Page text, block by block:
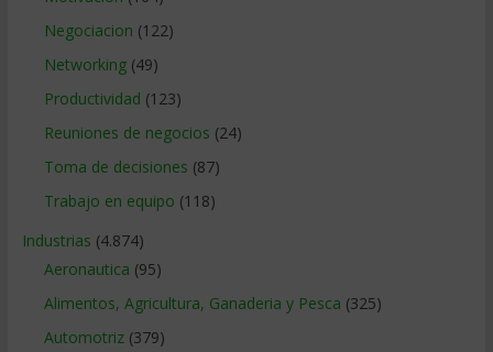
Negociacion (122)
Networking(49)
Productividad (123)
Reuniones de negocios (24)
Toma de decisiones (87)
Trabajo en equipo (118)
Industrias (4.874)
Aeronautica (95)
Alimentos, Agricultura, Ganaderia y Pesca (325)
Automotriz(379)